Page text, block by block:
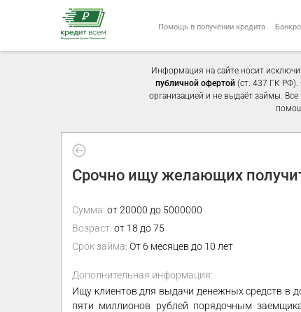
Помощь в получении кредита
Информация на сайте носит
публичной офертой (ст. 437 ГК РФ).
организацией и не выдаёт займы.
Срочно ищу желающих
Сумма: от 20000 до 5000000
Возраст: от 18 до 75
Срок займа: От 6 месяцев до 10 лет
Дополнительная информация:
Ищу клиентов для выдачи денежных средств в
пяти миллионов рублей порядочным